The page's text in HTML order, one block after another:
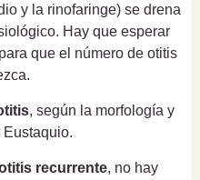
y la rinofaringe) se drena
Hay que esperar
que el número de otitis
, según la morfología y
Eustaquio.
recurrente, no hay